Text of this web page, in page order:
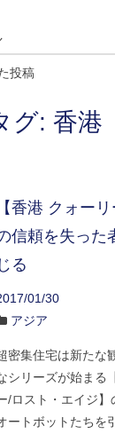
投稿
グ: 香港
【香港 クォー
信頼を失った
じる
01/30
アジア
密集住宅は新たな
シリーズが始まる
/ロスト・エイジ】
ートボットたちを